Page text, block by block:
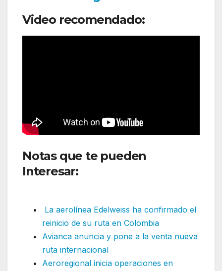
Video recomendado:
Notas que te pueden
Interesar:
La aerolínea Edelweiss ha confirmado el
reinicio de su ruta en Colombia
Avianca anuncia y pone a la venta nueva
ruta internacional
Aeroregional inicia operaciones en